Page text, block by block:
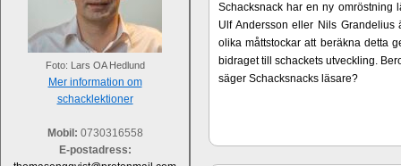
Foto: Lars OA Hedlund
Mer information om
schacklektioner
Mobil: 0730316558
E-postadress:
Schacksnack har en ny omröstning
Ulf Andersson eller Nils
olika måttstockar att beräkna detta
bidraget till schackets utveckling.
säger Schacksnacks läsare?